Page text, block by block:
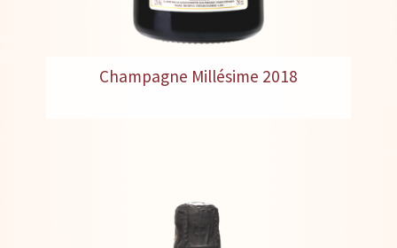
Champagne Millésime 2018